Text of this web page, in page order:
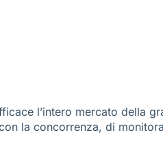
l’intero mercato della
la concorrenza, di